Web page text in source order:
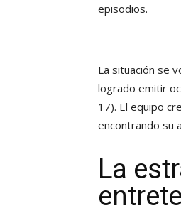
episodios.
La situación se
logrado emitir
17). El equipo
encontrando su
La